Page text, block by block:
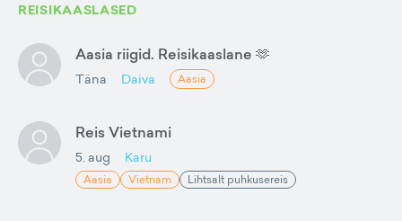
REISIKAASLASED
Aasia riigid. Reisikaaslane 🫶
Täna Daiva Aasia
Reis Vietnami
5. aug Karu
Aasia Vietnam Lihtsalt puhkusereis